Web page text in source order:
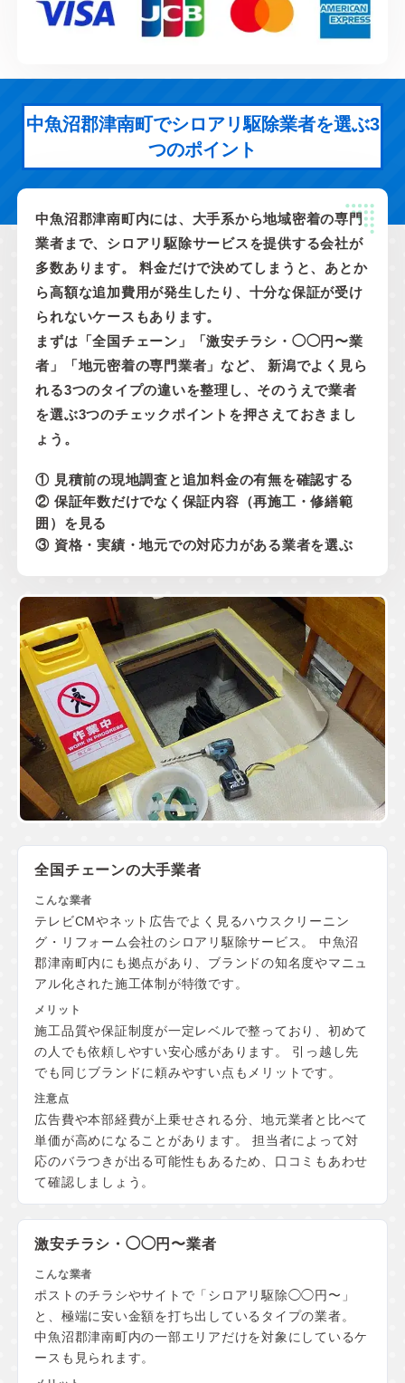
中魚沼郡津南町でシロアリ駆除業者を選ぶ3
つのポイント
中魚沼郡津南町内には、大手系から地域密着の専門
業者まで、シロアリ駆除サービスを提供する会社が
多数あります。 料金だけで決めてしまうと、あとか
ら高額な追加費用が発生したり、十分な保証が受け
られないケースもあります。
まずは「全国チェーン」「激安チラシ・◯◯円〜業
者」「地元密着の専門業者」など、 新潟でよく見ら
れる3つのタイプの違いを整理し、そのうえで業者
を選ぶ3つのチェックポイントを押さえておきまし
ょう。
① 見積前の現地調査と追加料金の有無を確認する
② 保証年数だけでなく保証内容（再施工・修繕範
囲）を見る
③ 資格・実績・地元での対応力がある業者を選ぶ
全国チェーンの大手業者
テレビCMやネット広告でよく見るハウスクリーニン
グ・リフォーム会社のシロアリ駆除サービス。 中魚沼
郡津南町内にも拠点があり、ブランドの知名度やマニュ
アル化された施工体制が特徴です。
施工品質や保証制度が一定レベルで整っており、初めて
の人でも依頼しやすい安心感があります。 引っ越し先
でも同じブランドに頼みやすい点もメリットです。
広告費や本部経費が上乗せされる分、地元業者と比べて
単価が高めになることがあります。 担当者によって対
応のバラつきが出る可能性もあるため、口コミもあわせ
て確認しましょう。
激安チラシ・◯◯円〜業者
ポストのチラシやサイトで「シロアリ駆除◯◯円〜」
と、極端に安い金額を打ち出しているタイプの業者。
中魚沼郡津南町内の一部エリアだけを対象にしているケ
ースも見られます。